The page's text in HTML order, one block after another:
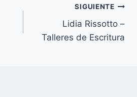
SIGUIENTE
Lidia Rissotto –
Talleres de Escritura